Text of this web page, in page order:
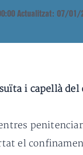
Actualitzat: 07/01/
i capellà
el